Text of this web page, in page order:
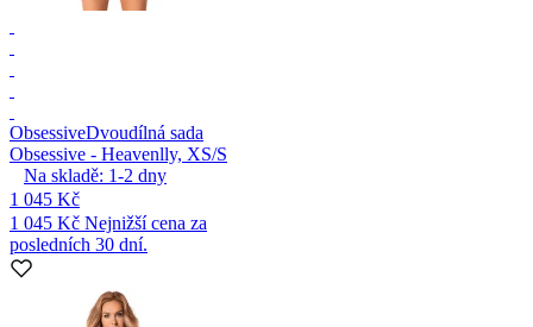
ObsessiveDvoudílná sada
Obsessive - Heavenlly, XS/S
Na skladě: 1-2 dny
1 045 Kč
1 045 Kč Nejnižší cena za
posledních 30 dní.